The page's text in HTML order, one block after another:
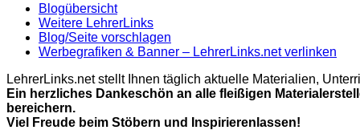
Blogübersicht
Weitere LehrerLinks
Blog/Seite vorschlagen
Werbegrafiken & Banner – LehrerLinks.net verlinken
LehrerLinks.net stellt Ihnen täglich aktuelle Materialien,
Ein herzliches Dankeschön an alle fleißigen
bereichern.
Viel Freude beim Stöbern und Inspirierenlassen!